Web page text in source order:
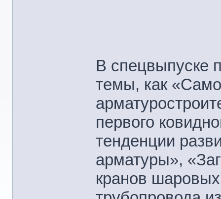
В спецвыпуске
темы, как
первого
тенденции
арматуры»,
кранов